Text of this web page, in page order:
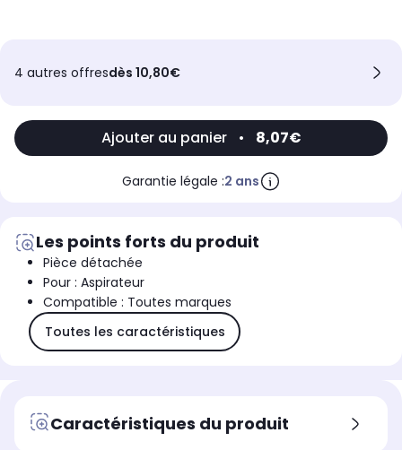
4 autres offresdès 10,80€
Ajouter au panier • 8,07€
Garantie légale :2 ans
Les points forts du produit
Pièce détachée
Pour : Aspirateur
Compatible : Toutes marques
Toutes les caractéristiques
Caractéristiques du produit